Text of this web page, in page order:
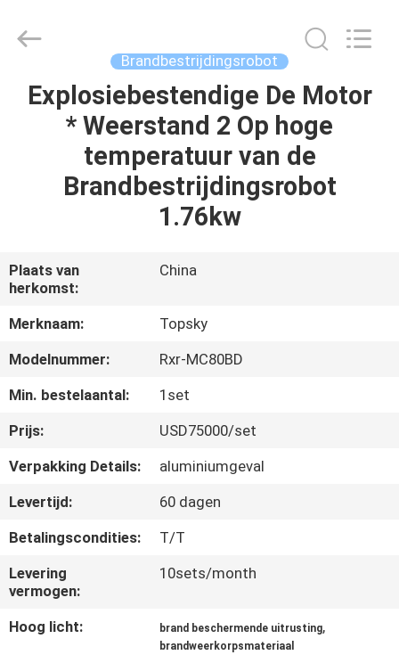
HUIS
PRODUCTEN
FABRIEKSREIS
KWALITEITSCONTROLE
CONTACTEER
ONS
VERZOEK
OM EEN
SITEMAP
Rights
Brandbestrijdingsrobot
Explosiebestendige De Motor
* Weerstand 2 Op hoge
temperatuur van de
Brandbestrijdingsrobot
1.76kw
Plaats van
herkomst:
China
Merknaam:
Topsky
Modelnummer:
Rxr-MC80BD
Min. bestelaantal:
1set
Prijs:
USD75000/set
Verpakking Details:
aluminiumgeval
Levertijd:
60 dagen
Betalingscondities:
T/T
Levering
vermogen:
10sets/month
Hoog licht: brand beschermende uitrusting,
brandweerkorpsmateriaal